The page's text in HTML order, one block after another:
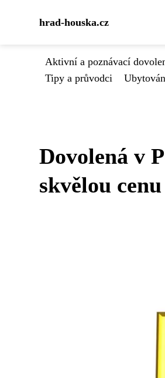
hrad-houska.cz
Aktivní a poznávací
Tipy a průvodci
Dovolená v
skvělou cenu